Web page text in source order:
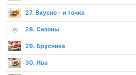
27. Вкусно – и точка
28. Сезоны
29. Брусника
30. Ива